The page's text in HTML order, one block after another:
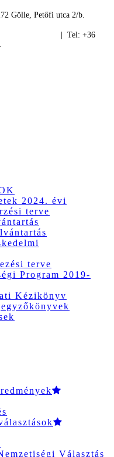
Gölle, Petőfi utca 2/b.
| Tel: +36
2024. évi
terve
terve
Program 2019-
Kézikönyv
Választás